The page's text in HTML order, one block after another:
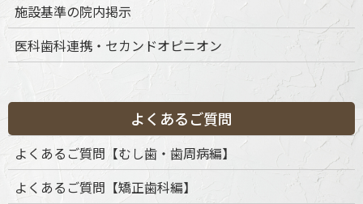
HOME News 予防歯科・定期検診 peri2
施設基準の院内掲示
医科歯科連携・セカンドオピニオン
よくあるご質問
よくあるご質問【むし歯・歯周病編】
よくあるご質問【矯正歯科編】